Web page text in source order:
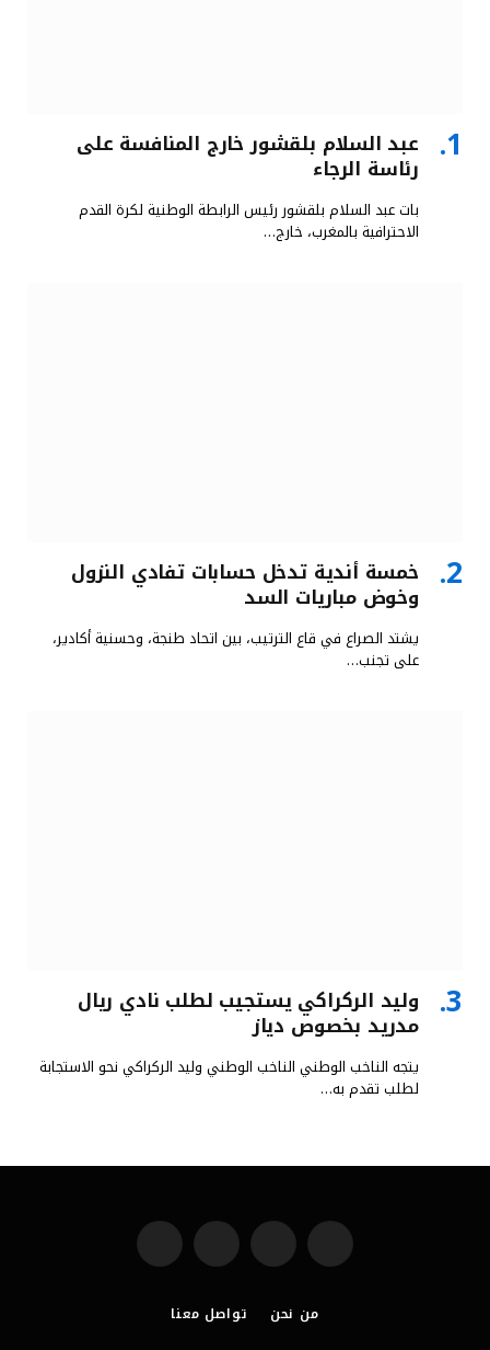
عبد السلام بلقشور خارج المنافسة على
رئاسة الرجاء
بات عبد السلام بلقشور رئيس الرابطة الوطنية لكرة القدم
الاحترافية بالمغرب، خارج…
خمسة أندية تدخل حسابات تفادي النزول
وخوض مباريات السد
يشتد الصراع في قاع الترتيب، بين اتحاد طنجة، وحسنية أكادير،
على تجنب…
وليد الركراكي يستجيب لطلب نادي ريال
مدريد بخصوص دياز
يتجه الناخب الوطني الناخب الوطني وليد الركراكي نحو الاستجابة
لطلب تقدم به…
فيسبوك
(Twitter)
الانستغرام بينتيريست
من نحن تواصل معنا